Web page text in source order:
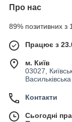
комплектуючі
замовлення, як
приватним
автомобілів.
ФН 13, FM
Про нас
89% позитивних з
Працює з
м. Київ
03027,
Контакти
Сьогодні